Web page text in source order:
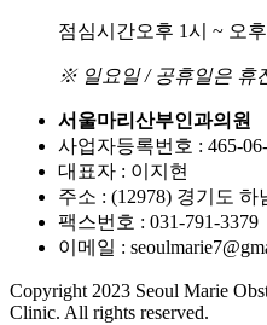
점심시간오후 1시 ~ 오후
※ 일요일 / 공휴일은 휴
서울마리산부인과의원
사업자등록번호 : 465-
대표자 : 이지현
주소 : (12978) 경기도
팩스번호 : 031-791-3379
이메일 :
Copyright 2023 Seoul Marie
Clinic. All rights reserved.